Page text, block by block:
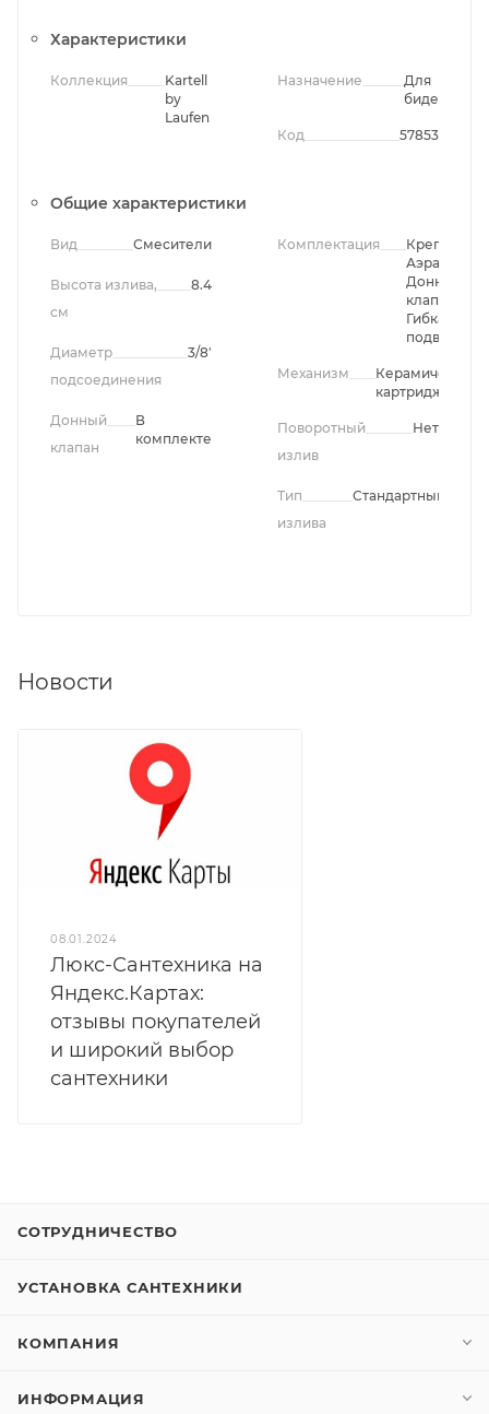
Характеристики
Коллекция
Kartell
by
Laufen
Назначение
Для
биде
Код 57853
Общие характеристики
Вид Смесители
Высота излива,
см
8.4
Диаметр
подсоединения
3/8"
Донный
клапан
В
комплекте
Комплектация
Крепления,
Аэратор,
Донный
клапан,
Гибкая
подводка
Механизм
Керамический
картридж
Поворотный
излив
Нет
Тип
излива
Стандартный
Новости
08.01.2024
Люкс-Сантехника на
Яндекс.Картах:
отзывы покупателей
и широкий выбор
сантехники
СОТРУДНИЧЕСТВО
УСТАНОВКА САНТЕХНИКИ
КОМПАНИЯ
ИНФОРМАЦИЯ